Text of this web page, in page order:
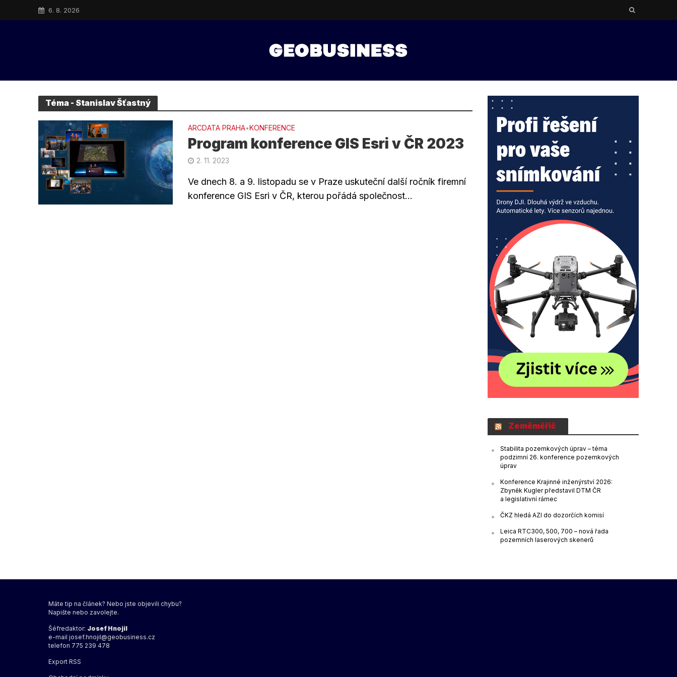
6. 8. 2026
Téma - Stanislav Šťastný
ARCDATA PRAHA•KONFERENCE
Program konference GIS Esri v ČR 2023
2. 11. 2023
Ve dnech 8. a 9. listopadu se v Praze uskuteční další ročník firemní
konference GIS Esri v ČR, kterou pořádá společnost...
Zeměměřič
Stabilita pozemkových úprav – téma
podzimní 26. konference pozemkových
úprav
Konference Krajinné inženýrství 2026:
Zbyněk Kugler představil DTM ČR
a legislativní rámec
ČKZ hledá AZI do dozorčích komisí
Leica RTC300, 500, 700 – nová řada
pozemních laserových skenerů
Máte tip na článek? Nebo jste objevili chybu?
Napište nebo zavolejte.
Šéfredaktor: Josef Hnojil
e-mail josef.hnojil@geobusiness.cz
telefon 775 239 478
Export RSS